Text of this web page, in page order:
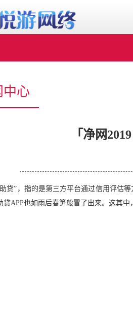
中心
「净网
贷”，指的是第三方平台通过信用评估
贷APP也如雨后春笋般冒了出来。这其